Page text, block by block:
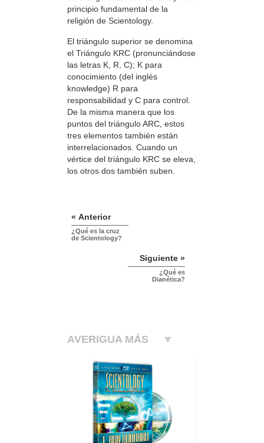
principio fundamental de la
religión de Scientology.
El triángulo superior se denomina
el Triángulo KRC (pronunciándose
las letras K, R, C); K para
conocimiento (del inglés
knowledge) R para
responsabilidad y C para control.
De la misma manera que los
puntos del triángulo ARC, estos
tres elementos también están
interrelacionados. Cuando un
vértice del triángulo KRC se eleva,
los otros dos también suben.
« Anterior
¿Qué es la cruz
de Scientology?
Siguiente »
¿Qué es
Dianética?
AVERIGUA MÁS